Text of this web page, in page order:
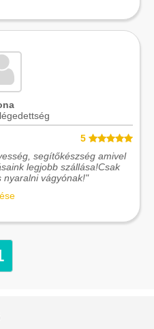
5
segítőkészség amivel
legjobb szállása!Csak
nyaralni vágyónak!"